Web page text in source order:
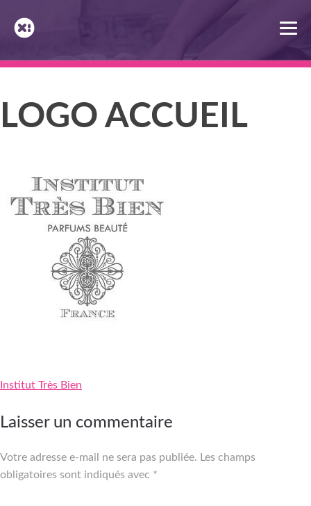
content
LOGO ACCUEIL
Navigation
de
l’article
Institut Très Bien
Laisser un commentaire
Votre adresse e-mail ne sera pas publiée. Les champs
obligatoires sont indiqués avec *